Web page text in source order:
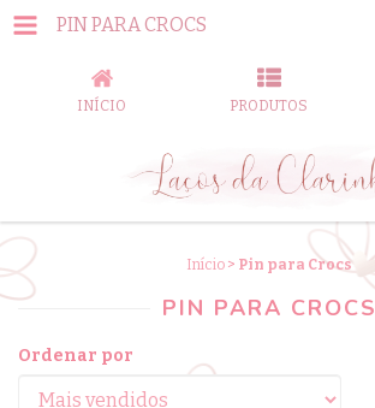
PIN PARA CROCS
INÍCIO PRODUTOS
Início > Pin para Crocs
PIN PARA CROCS
Ordenar por